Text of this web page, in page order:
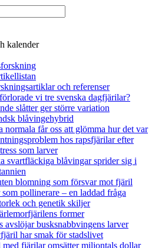
kalender
och referenser
vi tre svenska dagfjärilar?
slåtter ger större variation
blåvingehybrid
normala får oss att glömma hur det var
hos rapsfjärilar efter
som larver
svartfläckiga blåvingar sprider sig i
blomning som försvar mot fjäril
pollinerare – en laddad fråga
och genetik skiljer
former
avslöjar busksnabbvingens larver
har smak för stadslivet
med fjärilar omsätter miljontals dollar